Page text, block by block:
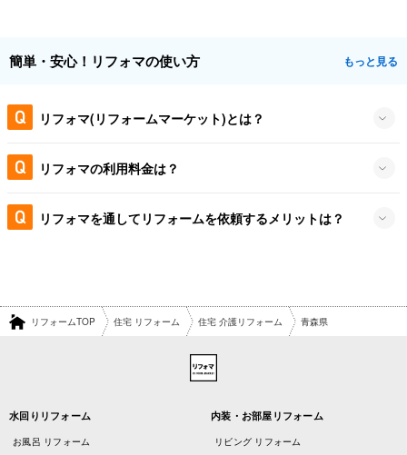
簡単・安心！リフォマの使い方 もっと見る
リフォマ(リフォームマーケット)とは？
リフォマの利用料金は？
リフォマを通してリフォームを依頼するメリットは？
リフォームTOP 住宅 リフォーム 住宅 介護リフォーム 青森県
水回りリフォーム
お風呂 リフォーム
内装・お部屋リフォーム
リビング リフォーム